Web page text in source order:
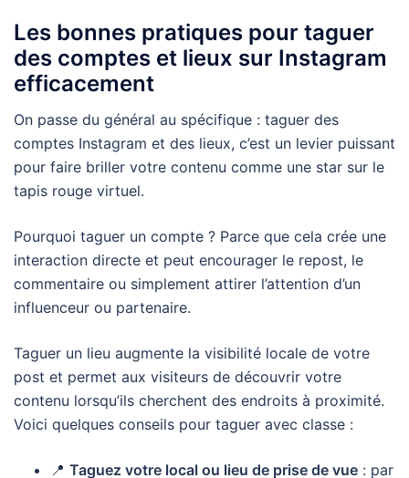
Les bonnes pratiques pour taguer
des comptes et lieux sur Instagram
efficacement
On passe du général au spécifique : taguer des
comptes Instagram et des lieux, c’est un levier puissant
pour faire briller votre contenu comme une star sur le
tapis rouge virtuel.
Pourquoi taguer un compte ? Parce que cela crée une
interaction directe et peut encourager le repost, le
commentaire ou simplement attirer l’attention d’un
influenceur ou partenaire.
Taguer un lieu augmente la visibilité locale de votre
post et permet aux visiteurs de découvrir votre
contenu lorsqu’ils cherchent des endroits à proximité.
Voici quelques conseils pour taguer avec classe :
📍 Taguez votre local ou lieu de prise de vue : par